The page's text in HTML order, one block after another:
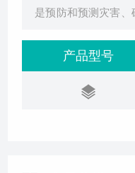
是预防和预测灾害
善。表面位移监测
桥梁等工程结构在
现象。通过对表面
构的异常变形，预
产品型号